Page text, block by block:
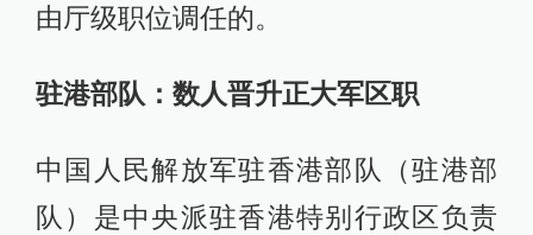
由厅级职位调任的。
驻港部队：数人晋升正大军区职
中国人民解放军驻香港部队（驻港部
队）是中央派驻香港特别行政区负责